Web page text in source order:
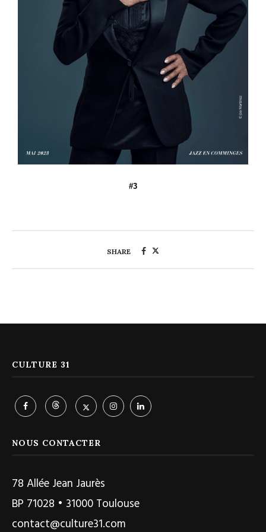
#3
SHARE
CULTURE 31
NOUS CONTACTER
78 Allée Jean Jaurès
BP 71028 • 31000 Toulouse
contact@culture31.com